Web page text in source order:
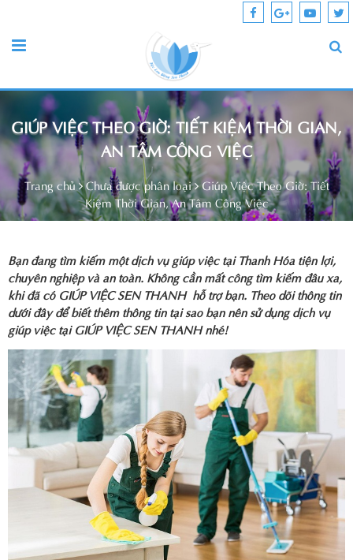
GIÚP VIỆC THEO GIỜ: TIẾT KIỆM THỜI GIAN,
AN TÂM CÔNG VIỆC
Trang chủ Chưa được phân loại Giúp Việc Theo Giờ: Tiết
Kiệm Thời Gian, An Tâm Công Việc
Bạn đang tìm kiếm một dịch vụ giúp việc tại Thanh Hóa tiện lợi,
chuyên nghiệp và an toàn. Không cần mất công tìm kiếm đâu xa,
khi đã có GIÚP VIỆC SEN THANH hỗ trợ bạn. Theo dõi thông tin
dưới đây để biết thêm thông tin tại sao bạn nên sử dụng dịch vụ
giúp việc tại GIÚP VIỆC SEN THANH nhé!